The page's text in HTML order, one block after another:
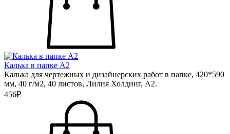
Калька в папке А2
Калька для чертежных и дизайнерских работ в папке, 420*590
мм, 40 г/м2, 40 листов, Лилия Холдинг, А2.
456₽